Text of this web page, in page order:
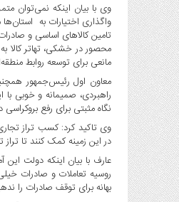
وی با بیان اینکه نمی‌توان
واگذاری اختیارات به
تامین کالاهای اساسی و
محصور در خشکی، تهاتر کالا
مانعی برای توسعه روابط
معاون اول رئیس‌جمهور
راهبردی، صمیمانه و خوبی
نگاه مثبتی برای رفع
وی تاکید کرد: کسب تراز
در این زمینه کمک کنند تا
عارف با بیان اینکه دولت این
روسیه تعاملات و صادرات
بهانه برای توقف صادرات را